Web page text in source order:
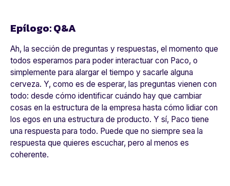
Epílogo: Q&A
Ah, la sección de preguntas y respuestas, el momento que
todos esperamos para poder interactuar con Paco, o
simplemente para alargar el tiempo y sacarle alguna
cerveza. Y, como es de esperar, las preguntas vienen con
todo: desde cómo identificar cuándo hay que cambiar
cosas en la estructura de la empresa hasta cómo lidiar con
los egos en una estructura de producto. Y sí, Paco tiene
una respuesta para todo. Puede que no siempre sea la
respuesta que quieres escuchar, pero al menos es
coherente.